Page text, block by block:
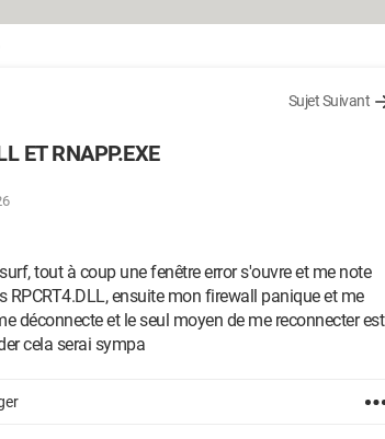
Sujet Suivant
ET RNAPP.EXE
tout à coup une fenêtre error s'ouvre et me note
RPCRT4.DLL, ensuite mon firewall panique et me
déconnecte et le seul moyen de me reconnecter est
cela serai sympa